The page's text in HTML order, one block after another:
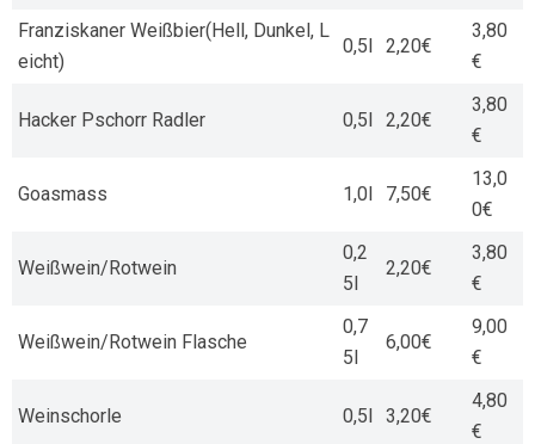
Franziskaner Weißbier(Hell, Dunkel, L
eicht)
0,5l 2,20€
3,80
€
Hacker Pschorr Radler 0,5l 2,20€
3,80
€
Goasmass 1,0l 7,50€
13,0
0€
Weißwein/Rotwein
0,2
5l
2,20€
3,80
€
Weißwein/Rotwein Flasche
0,7
5l
6,00€
9,00
€
Weinschorle 0,5l 3,20€
4,80
€